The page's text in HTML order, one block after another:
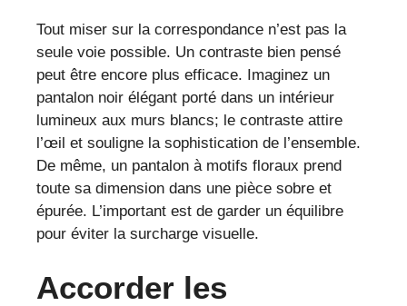
Tout miser sur la correspondance n’est pas la
seule voie possible. Un contraste bien pensé
peut être encore plus efficace. Imaginez un
pantalon noir élégant porté dans un intérieur
lumineux aux murs blancs; le contraste attire
l’œil et souligne la sophistication de l’ensemble.
De même, un pantalon à motifs floraux prend
toute sa dimension dans une pièce sobre et
épurée. L’important est de garder un équilibre
pour éviter la surcharge visuelle.
Accorder les